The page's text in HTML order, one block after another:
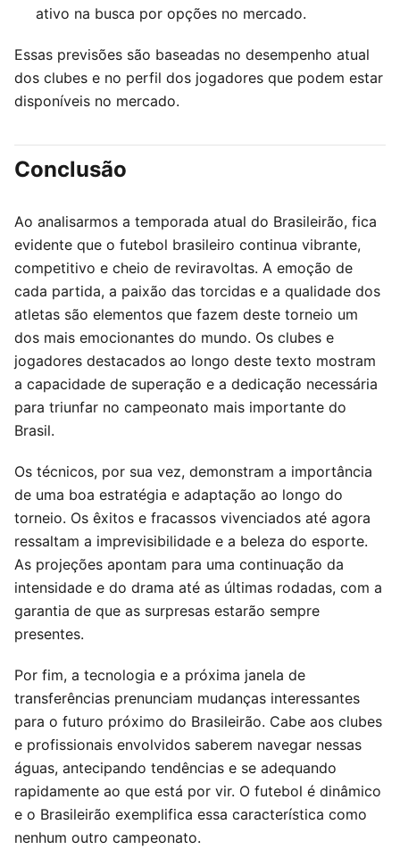
ativo na busca por opções no mercado.
Essas previsões são baseadas no desempenho atual
dos clubes e no perfil dos jogadores que podem estar
disponíveis no mercado.
Conclusão
Ao analisarmos a temporada atual do Brasileirão, fica
evidente que o futebol brasileiro continua vibrante,
competitivo e cheio de reviravoltas. A emoção de
cada partida, a paixão das torcidas e a qualidade dos
atletas são elementos que fazem deste torneio um
dos mais emocionantes do mundo. Os clubes e
jogadores destacados ao longo deste texto mostram
a capacidade de superação e a dedicação necessária
para triunfar no campeonato mais importante do
Brasil.
Os técnicos, por sua vez, demonstram a importância
de uma boa estratégia e adaptação ao longo do
torneio. Os êxitos e fracassos vivenciados até agora
ressaltam a imprevisibilidade e a beleza do esporte.
As projeções apontam para uma continuação da
intensidade e do drama até as últimas rodadas, com a
garantia de que as surpresas estarão sempre
presentes.
Por fim, a tecnologia e a próxima janela de
transferências prenunciam mudanças interessantes
para o futuro próximo do Brasileirão. Cabe aos clubes
e profissionais envolvidos saberem navegar nessas
águas, antecipando tendências e se adequando
rapidamente ao que está por vir. O futebol é dinâmico
e o Brasileirão exemplifica essa característica como
nenhum outro campeonato.